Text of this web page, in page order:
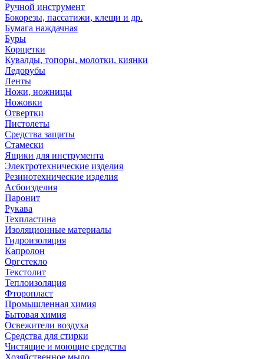
Ручной инструмент
Бокорезы, пассатижи, клещи и др.
Бумага наждачная
Буры
Корщетки
Кувалды, топоры, молотки, киянки
Ледорубы
Ленты
Ножи, ножницы
Ножовки
Отвертки
Пистолеты
Средства защиты
Стамески
Ящики для инструмента
Электротехнические изделия
Резинотехнические изделия
Асбоизделия
Паронит
Рукава
Техпластина
Изоляционные материалы
Гидроизоляция
Капролон
Оргстекло
Текстолит
Теплоизоляция
Фторопласт
Промышленная химия
Бытовая химия
Освежители воздуха
Средства для стирки
Чистящие и моющие средства
Хозяйственное мыло